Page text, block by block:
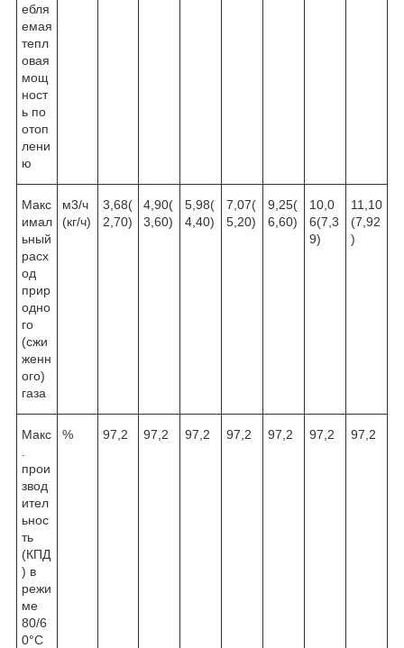
ебля
емая
тепл
овая
мощ
ност
ь по
отоп
лени
ю
Макс
имал
ьный
расх
од
прир
одно
го
(сжи
женн
ого)
газа
м3/ч
(кг/ч)
3,68(
2,70)
4,90(
3,60)
5,98(
4,40)
7,07(
5,20)
9,25(
6,60)
10,0
6(7,3
9)
11,10
(7,92
)
Макс
прои
звод
ител
ьнос
ть
(КПД
) в
режи
ме
80/6
0°С
% 97,2 97,2 97,2 97,2 97,2 97,2 97,2